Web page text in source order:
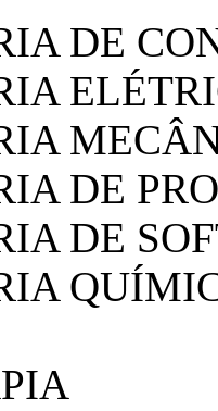
DE
DE
DE